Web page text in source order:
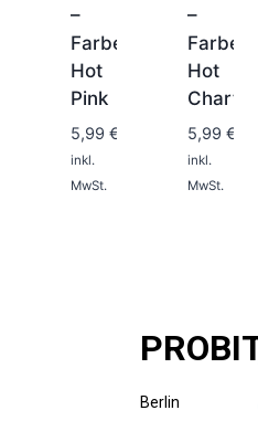
–
Farbe:
Hot
Pink
5,99 €
inkl.
MwSt.
1-
2
Tage
–
Farbe:
Hot
5,99 €
inkl.
MwSt.
1-
2
Tage
Berlin